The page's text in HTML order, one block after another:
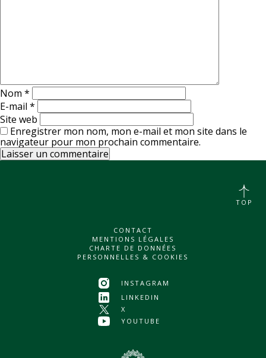
Nom *
E-mail *
Site web
Enregistrer mon nom, mon e-mail et mon site dans le
navigateur pour mon prochain commentaire.
CONTACT
MENTIONS LÉGALES
CHARTE DE DONNÉES
PERSONNELLES & COOKIES
INSTAGRAM
LINKEDIN
X
YOUTUBE
TOP